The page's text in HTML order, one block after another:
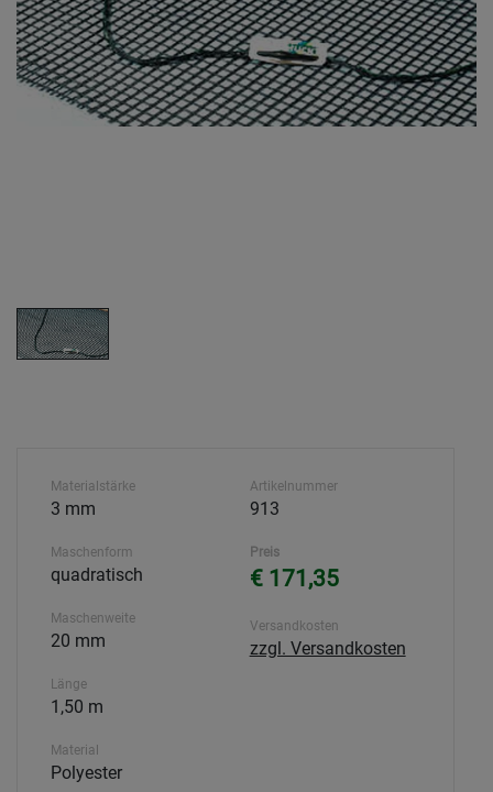
Materialstärke
3 mm
Maschenform
quadratisch
Maschenweite
20 mm
Länge
1,50 m
Material
Polyester
Artikelnummer
913
Preis
€ 171,35
Versandkosten
zzgl. Versandkosten